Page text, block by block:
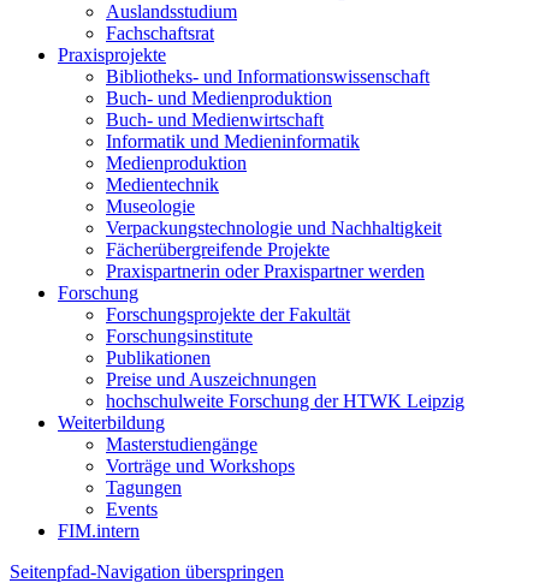
Auslandsstudium
Fachschaftsrat
Praxisprojekte
Bibliotheks- und Informationswissenschaft
Buch- und Medienproduktion
Buch- und Medienwirtschaft
Informatik und Medieninformatik
Medienproduktion
Medientechnik
Museologie
Verpackungstechnologie und Nachhaltigkeit
Fächerübergreifende Projekte
Praxispartnerin oder Praxispartner werden
Forschung
Forschungsprojekte der Fakultät
Forschungsinstitute
Publikationen
Preise und Auszeichnungen
hochschulweite Forschung der HTWK Leipzig
Weiterbildung
Masterstudiengänge
Vorträge und Workshops
Tagungen
Events
FIM.intern
Seitenpfad-Navigation überspringen